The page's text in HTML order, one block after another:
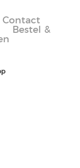
Contact
Bestel &